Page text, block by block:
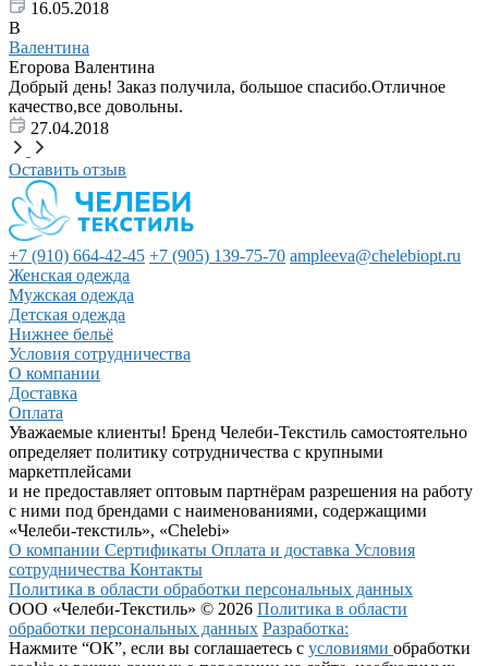
16.05.2018
В
Валентина
Егорова Валентина
Добрый день! Заказ получила, большое спасибо.Отличное
качество,все довольны.
27.04.2018
Оставить отзыв
+7 (910) 664-42-45 +7 (905) 139-75-70 ampleeva@chelebiopt.ru
Женская одежда
Мужская одежда
Детская одежда
Нижнее бельё
Условия сотрудничества
О компании
Доставка
Оплата
Уважаемые клиенты! Бренд Челеби-Текстиль самостоятельно
определяет политику сотрудничества с крупными
маркетплейсами
и не предоставляет оптовым партнёрам разрешения на работу
с ними под брендами с наименованиями, содержащими
«Челеби-текстиль», «Chelebi»
О компании Сертификаты Оплата и доставка Условия
сотрудничества Контакты
Политика в области обработки персональных данных
ООО «Челеби-Текстиль» © 2026 Политика в области
обработки персональных данных Разработка:
Нажмите “ОК”, если вы соглашаетесь с условиями обработки